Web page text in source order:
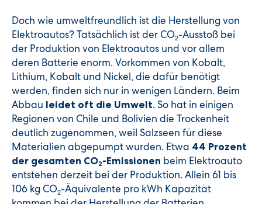
Doch wie umweltfreundlich ist die Herstellung von
Elektroautos? Tatsächlich ist der CO2-Ausstoß bei
der Produktion von Elektroautos und vor allem
deren Batterie enorm. Vorkommen von Kobalt,
Lithium, Kobalt und Nickel, die dafür benötigt
werden, finden sich nur in wenigen Ländern. Beim
Abbau leidet oft die Umwelt. So hat in einigen
Regionen von Chile und Bolivien die Trockenheit
deutlich zugenommen, weil Salzseen für diese
Materialien abgepumpt wurden. Etwa 44 Prozent
der gesamten CO2-Emissionen beim Elektroauto
entstehen derzeit bei der Produktion. Allein 61 bis
106 kg CO2-Äquivalente pro kWh Kapazität